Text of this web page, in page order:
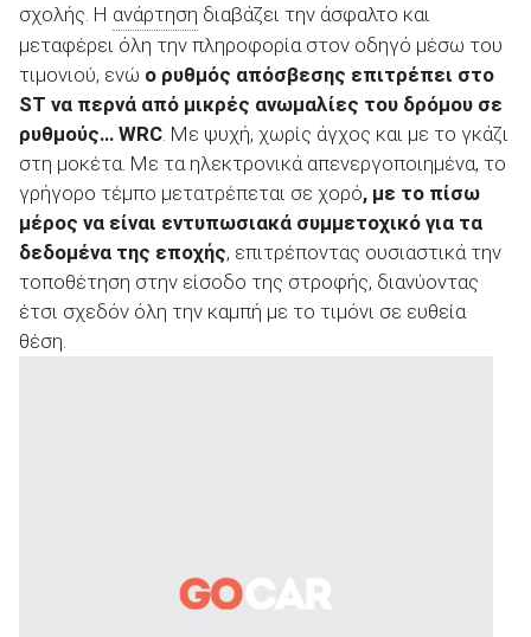
σχολής. Η ανάρτηση διαβάζει την άσφαλτο και
μεταφέρει όλη την πληροφορία στον οδηγό μέσω του
τιμονιού, ενώ ο ρυθμός απόσβεσης επιτρέπει στο
ST να περνά από μικρές ανωμαλίες του δρόμου σε
ρυθμούς… WRC . Με ψυχή, χωρίς άγχος και με το γκάζι
στη μοκέτα. Με τα ηλεκτρονικά απενεργοποιημένα, το
γρήγορο τέμπο μετατρέπεται σε χορό, με το πίσω
μέρος να είναι εντυπωσιακά συμμετοχικό για τα
δεδομένα της εποχής, επιτρέποντας ουσιαστικά την
τοποθέτηση στην είσοδο της στροφής, διανύοντας
έτσι σχεδόν όλη την καμπή με το τιμόνι σε ευθεία
θέση.